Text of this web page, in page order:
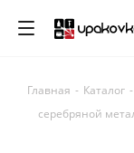
Главная - Каталог -
серебряной